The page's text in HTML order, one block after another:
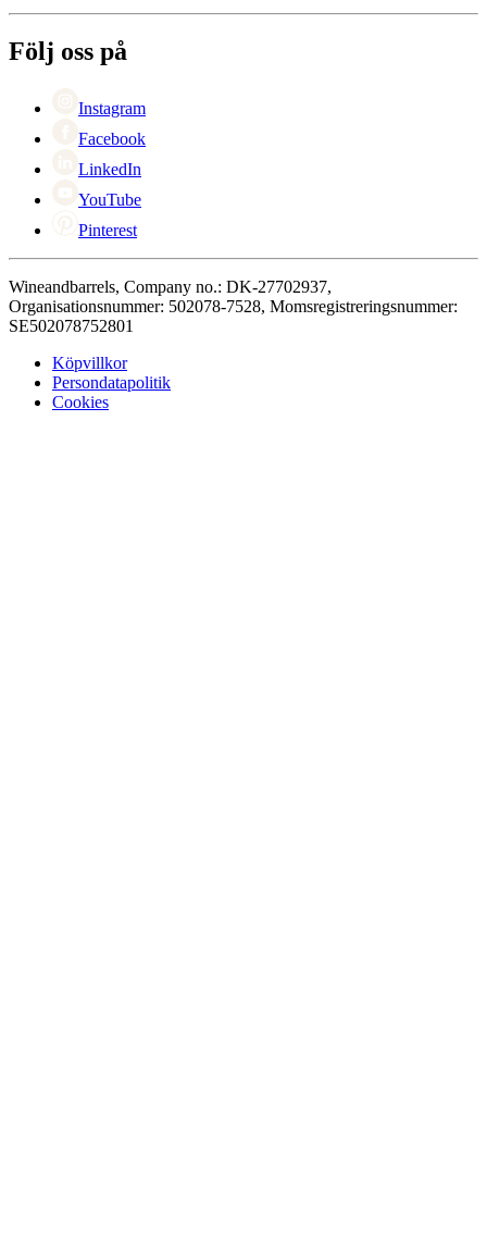
Retur
Karriär
Black Friday
Cyber Monday
Följ oss på
Instagram
Facebook
LinkedIn
YouTube
Pinterest
Wineandbarrels, Company no.: DK-27702937,
Organisationsnummer: 502078-7528, Momsregistreringsnummer:
SE502078752801
Köpvillkor
Persondatapolitik
Cookies